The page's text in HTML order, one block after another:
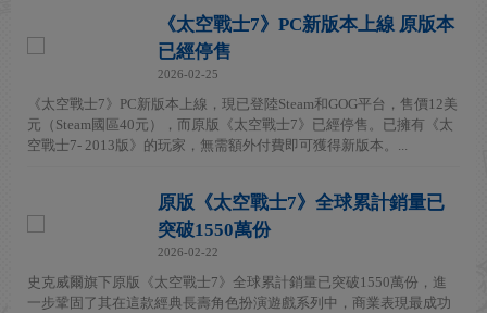
《太空戰士7》PC新版本上線 原版本
已經停售
2026-02-25
《太空戰士7》PC新版本上線，現已登陸Steam和GOG平台，售價12美
元（Steam國區40元），而原版《太空戰士7》已經停售。已擁有《太
空戰士7- 2013版》的玩家，無需額外付費即可獲得新版本。...
原版《太空戰士7》全球累計銷量已
突破1550萬份
2026-02-22
史克威爾旗下原版《太空戰士7》全球累計銷量已突破1550萬份，進
一步鞏固了其在這款經典長壽角色扮演遊戲系列中，商業表現最成功